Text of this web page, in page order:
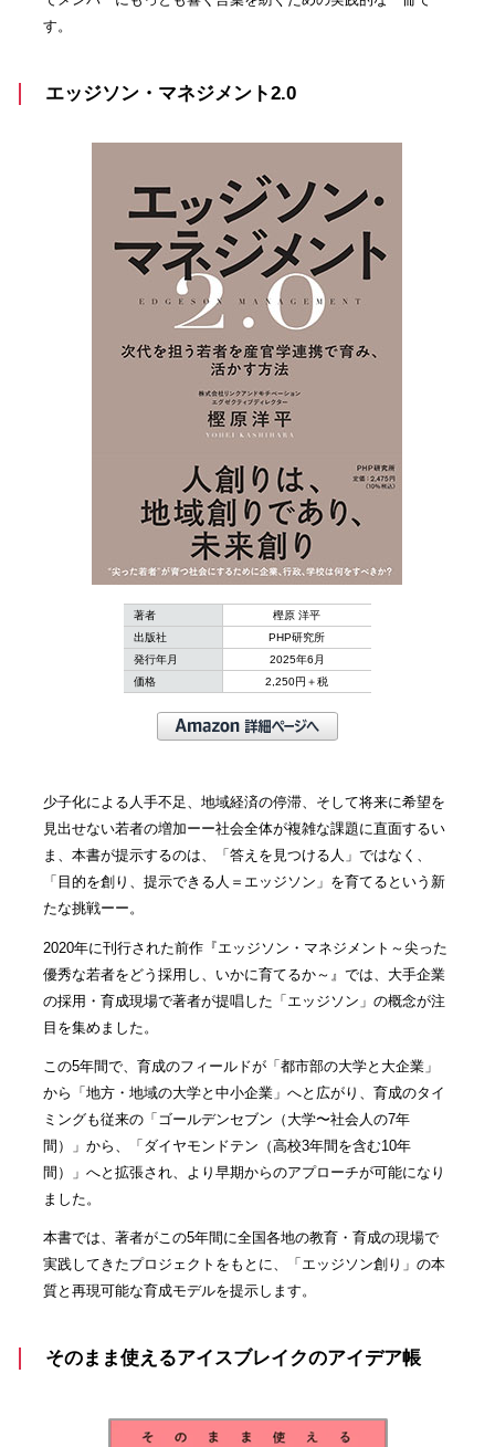
す。
エッジソン・マネジメント2.0
著者
樫原 洋平
出版社
PHP研究所
発行年月
2025年6月
価格
2,250円＋税
少子化による人手不足、地域経済の停滞、そして将来に希望を
見出せない若者の増加ーー社会全体が複雑な課題に直面するい
ま、本書が提示するのは、「答えを見つける人」ではなく、
「目的を創り、提示できる人＝エッジソン」を育てるという新
たな挑戦ーー。
2020年に刊行された前作『エッジソン・マネジメント～尖った
優秀な若者をどう採用し、いかに育てるか～』では、大手企業
の採用・育成現場で著者が提唱した「エッジソン」の概念が注
目を集めました。
この5年間で、育成のフィールドが「都市部の大学と大企業」
から「地方・地域の大学と中小企業」へと広がり、育成のタイ
ミングも従来の「ゴールデンセブン（大学〜社会人の7年
間）」から、「ダイヤモンドテン（高校3年間を含む10年
間）」へと拡張され、より早期からのアプローチが可能になり
ました。
本書では、著者がこの5年間に全国各地の教育・育成の現場で
実践してきたプロジェクトをもとに、「エッジソン創り」の本
質と再現可能な育成モデルを提示します。
そのまま使えるアイスブレイクのアイデア帳